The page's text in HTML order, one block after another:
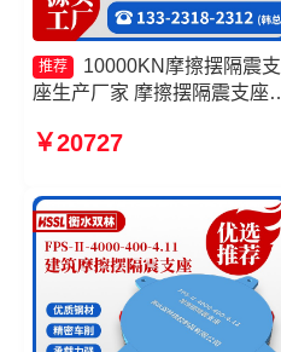
推荐
10000KN摩擦摆隔震支
座生产厂家 摩擦摆隔震支座
擦摆隔振支座生产厂家 FPS隔
￥20727